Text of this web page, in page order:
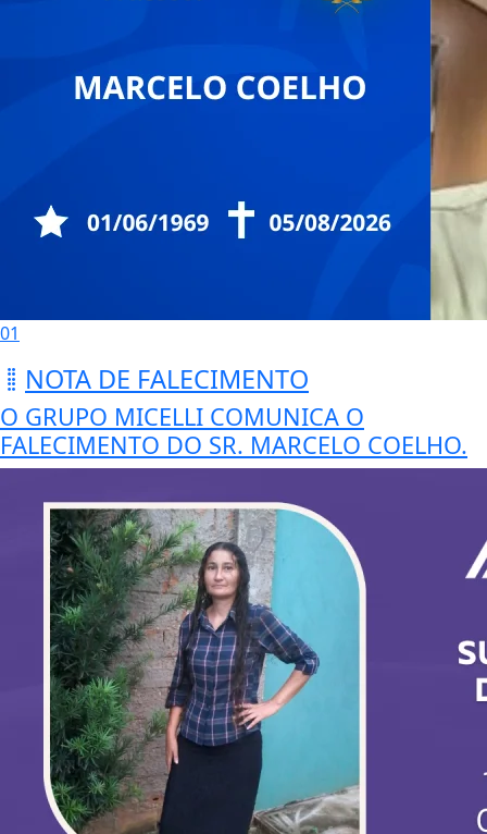
01
NOTA DE FALECIMENTO
O GRUPO MICELLI COMUNICA O
FALECIMENTO DO SR. MARCELO COELHO.